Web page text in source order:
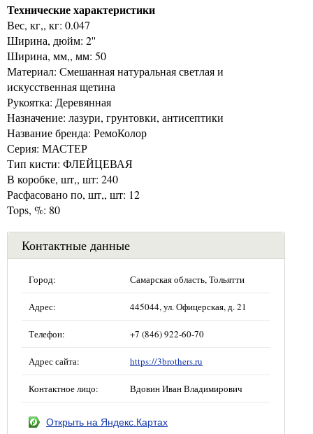
Технические характеристики
Вес, кг,, кг: 0.047
Ширина, дюйм: 2''
Ширина, мм,, мм: 50
Материал: Смешанная натуральная светлая и
искусственная щетина
Рукоятка: Деревянная
Назначение: лазури, грунтовки, антисептики
Название бренда: РемоКолор
Серия: МАСТЕР
Тип кисти: ФЛЕЙЦЕВАЯ
В коробке, шт,, шт: 240
Расфасовано по, шт,, шт: 12
Tops, %: 80
Контактные данные
Город: Самарская область, Тольятти
Адрес: 445044, ул. Офицерская, д. 21
Телефон: +7 (846) 922-60-70
Адрес сайта: https://3brothers.ru
Контактное лицо: Вдовин Иван Владимирович
Открыть на Яндекс.Картах